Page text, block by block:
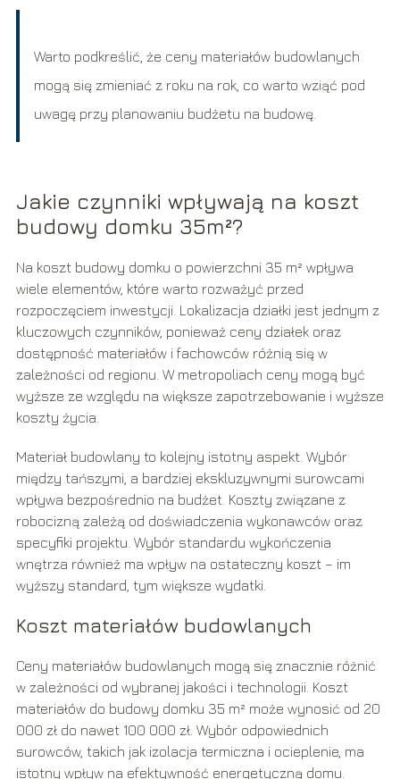
Warto podkreślić, że ceny materiałów budowlanych
mogą się zmieniać z roku na rok, co warto wziąć pod
uwagę przy planowaniu budżetu na budowę.
Jakie czynniki wpływają na koszt
budowy domku 35m²?
Na koszt budowy domku o powierzchni 35 m² wpływa
wiele elementów, które warto rozważyć przed
rozpoczęciem inwestycji. Lokalizacja działki jest jednym z
kluczowych czynników, ponieważ ceny działek oraz
dostępność materiałów i fachowców różnią się w
zależności od regionu. W metropoliach ceny mogą być
wyższe ze względu na większe zapotrzebowanie i wyższe
koszty życia.
Materiał budowlany to kolejny istotny aspekt. Wybór
między tańszymi, a bardziej ekskluzywnymi surowcami
wpływa bezpośrednio na budżet. Koszty związane z
robocizną zależą od doświadczenia wykonawców oraz
specyfiki projektu. Wybór standardu wykończenia
wnętrza również ma wpływ na ostateczny koszt – im
wyższy standard, tym większe wydatki.
Koszt materiałów budowlanych
Ceny materiałów budowlanych mogą się znacznie różnić
w zależności od wybranej jakości i technologii. Koszt
materiałów do budowy domku 35 m² może wynosić od 20
000 zł do nawet 100 000 zł. Wybór odpowiednich
surowców, takich jak izolacja termiczna i ocieplenie, ma
istotny wpływ na efektywność energetyczną domu.